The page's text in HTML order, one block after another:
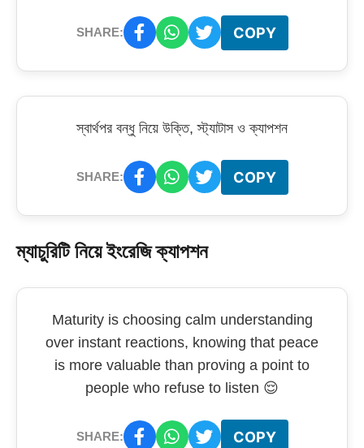
SHARE: COPY
স্বার্থপর বন্ধু নিয়ে উক্তি, স্ট্যাটাস ও ক্যাপশন
SHARE: COPY
ম্যাচুরিটি নিয়ে ইংরেজি ক্যাপশন
Maturity is choosing calm understanding
over instant reactions, knowing that peace
is more valuable than proving a point to
people who refuse to listen 😌
SHARE: COPY